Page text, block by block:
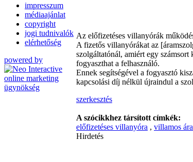
impresszum
médiaajánlat
copyright
jogi tudnivalók
elérhetőség
powered by
Az előfizetéses villanyórák
A fizetős villanyórákat az
szolgáltatónál, amiért egy
fogyaszthat a felhasználó.
Ennek segítségével a fogyasztó
kapcsolási díj nélkül újraindul a
szerkesztés
A szócikkhez társított címkék:
előfizetéses villanyóra , villamos
Hirdetés